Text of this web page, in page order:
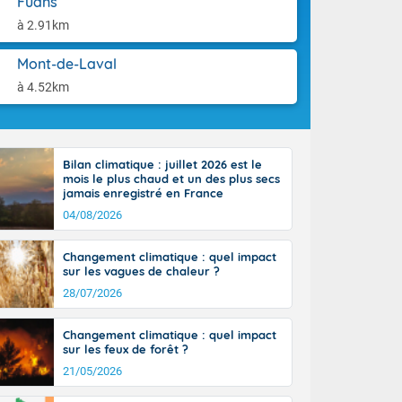
à 2.91km
Mont-de-Laval
à 4.52km
ensoleillée,
une
le vent
tramontane
elles
et
sur le
Alpes à
terres et 20
Bilan climatique : juillet 2026 est le
mois le plus chaud et un des plus secs
jamais enregistré en France
04/08/2026
Changement climatique : quel impact
sur les vagues de chaleur ?
28/07/2026
Changement climatique : quel impact
sur les feux de forêt ?
21/05/2026